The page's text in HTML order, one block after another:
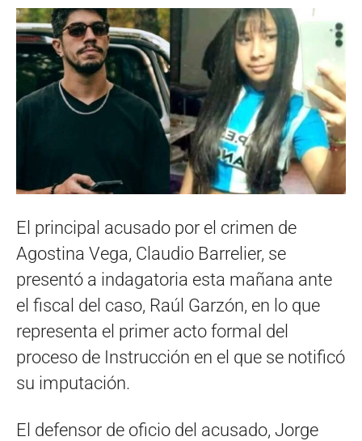
El principal acusado por el crimen de
Agostina Vega, Claudio Barrelier, se
presentó a indagatoria esta mañana ante
el fiscal del caso, Raúl Garzón, en lo que
representa el primer acto formal del
proceso de Instrucción en el que se notificó
su imputación.
El defensor de oficio del acusado, Jorge